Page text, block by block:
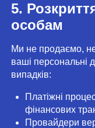
5.
особам
Ми не продаємо,
ваші персональні
випадків:
Платіжні
фінансових
Провайдери